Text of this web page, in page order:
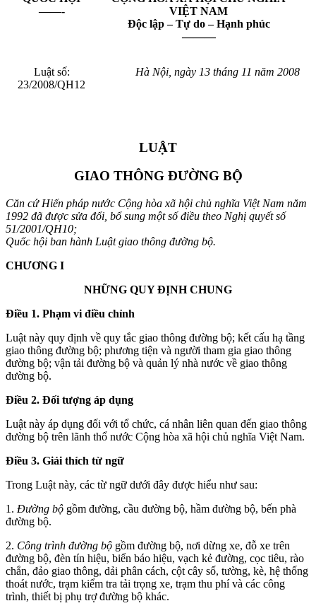
——-
VIỆT NAM
Độc lập – Tự do – Hạnh phúc
———
Luật số:
23/2008/QH12
Hà Nội, ngày 13 tháng 11 năm 2008
LUẬT
GIAO THÔNG ĐƯỜNG BỘ
Căn cứ Hiến pháp nước Cộng hòa xã hội chủ nghĩa Việt Nam năm
1992 đã được sửa đổi, bổ sung một số điều theo Nghị quyết số
51/2001/QH10;
Quốc hội ban hành Luật giao thông đường bộ.
CHƯƠNG I
NHỮNG QUY ĐỊNH CHUNG
Điều 1. Phạm vi điều chỉnh
Luật này quy định về quy tắc giao thông đường bộ; kết cấu hạ tầng
giao thông đường bộ; phương tiện và người tham gia giao thông
đường bộ; vận tải đường bộ và quản lý nhà nước về giao thông
đường bộ.
Điều 2. Đối tượng áp dụng
Luật này áp dụng đối với tổ chức, cá nhân liên quan đến giao thông
đường bộ trên lãnh thổ nước Cộng hòa xã hội chủ nghĩa Việt Nam.
Điều 3. Giải thích từ ngữ
Trong Luật này, các từ ngữ dưới đây được hiểu như sau:
1. Đường bộ gồm đường, cầu đường bộ, hầm đường bộ, bến phà
đường bộ.
2. Công trình đường bộ gồm đường bộ, nơi dừng xe, đỗ xe trên
đường bộ, đèn tín hiệu, biển báo hiệu, vạch kẻ đường, cọc tiêu, rào
chắn, đảo giao thông, dải phân cách, cột cây số, tường, kè, hệ thống
thoát nước, trạm kiểm tra tải trọng xe, trạm thu phí và các công
trình, thiết bị phụ trợ đường bộ khác.